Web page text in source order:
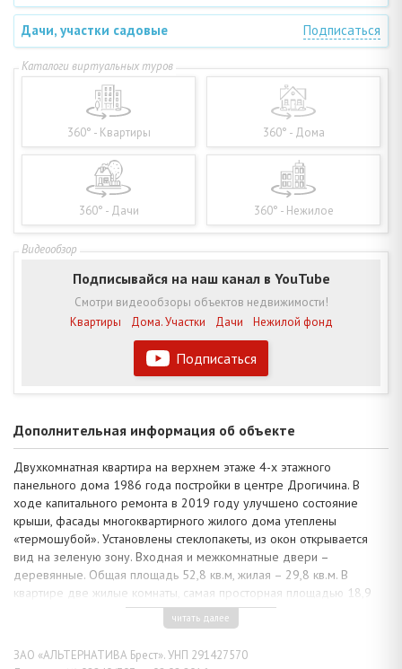
Дачи, участки садовые Подписаться
360° - Квартиры 360° - Дома
360° - Дачи 360° - Нежилое
Подписаться
Подписывайся на наш канал в YouTube
Смотри видеообзоры объектов недвижимости!
Квартиры
Дома. Участки Дачи Нежилой фонд
Дополнительная информация об объекте
Двухкомнатная квартира на верхнем этаже 4-х этажного
панельного дома 1986 года постройки в центре Дрогичина. В
ходе капитального ремонта в 2019 году улучшено состояние
крыши, фасады многоквартирного жилого дома утеплены
«термошубой». Установлены стеклопакеты, из окон открывается
вид на зеленую зону. Входная и межкомнатные двери –
деревянные. Общая площадь 52,8 кв.м, жилая – 29,8 кв.м. В
квартире две жилые комнаты, самая просторная площадью 18,9
кв.м, спальня с балконом, кухня 8,6 кв.м, раздельный санузел и
Квартира в аккуратном жилом состоянии, соответствующе
читать далее
ЗАО «АЛЬТЕРНАТИВА Брест». УНП 291427570